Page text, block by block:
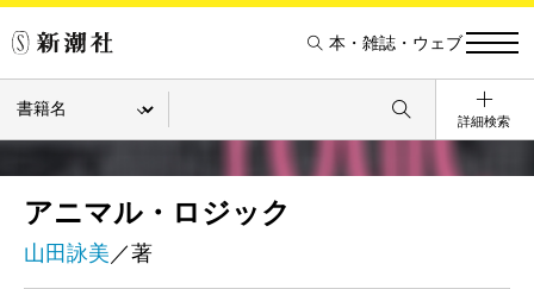
本・雑誌・ウェブ
詳細検索
アニマル・ロジック
山田詠美 ／著